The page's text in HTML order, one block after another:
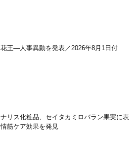
花王―人事異動を発表／2026年8月1日付
ナリス化粧品、セイタカミロバラン果実に表
情筋ケア効果を発見